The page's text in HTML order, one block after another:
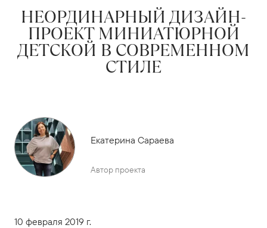
НЕОРДИНАРНЫЙ ДИЗАЙН-
ПРОЕКТ МИНИАТЮРНОЙ
ДЕТСКОЙ В СОВРЕМЕННОМ
СТИЛЕ
Екатерина Сараева
Автор проекта
10 февраля 2019 г.